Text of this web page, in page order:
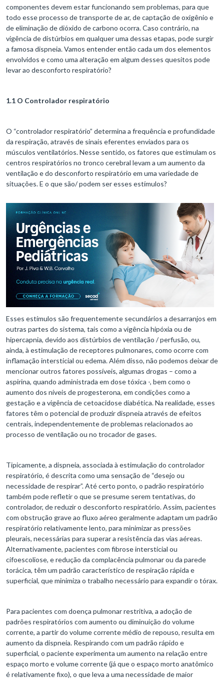
componentes devem estar funcionando sem problemas, para que
todo esse processo de transporte de ar, de captação de oxigênio e
de eliminação de dióxido de carbono ocorra. Caso contrário, na
vigência de distúrbios em qualquer uma dessas etapas, pode surgir
a famosa dispneia. Vamos entender então cada um dos elementos
envolvidos e como uma alteração em algum desses quesitos pode
levar ao desconforto respiratório?
1.1 O Controlador respiratório
O “controlador respiratório” determina a frequência e profundidade
da respiração, através de sinais eferentes enviados para os
músculos ventilatórios. Nesse sentido, os fatores que estimulam os
centros respiratórios no tronco cerebral levam a um aumento da
ventilação e do desconforto respiratório em uma variedade de
situações. E o que são/ podem ser esses estímulos?
Esses estímulos são frequentemente secundários a desarranjos em
outras partes do sistema, tais como a vigência hipóxia ou de
hipercapnia, devido aos distúrbios de ventilação / perfusão, ou,
ainda, à estimulação de receptores pulmonares, como ocorre com
inflamação intersticial ou edema. Além disso, não podemos deixar de
mencionar outros fatores possíveis, algumas drogas – como a
aspirina, quando administrada em dose tóxica -, bem como o
aumento dos níveis de progesterona, em condições como a
gestação e a vigência de cetoacidose diabética. Na realidade, esses
fatores têm o potencial de produzir dispneia através de efeitos
centrais, independentemente de problemas relacionados ao
processo de ventilação ou no trocador de gases.
Tipicamente, a dispneia, associada à estimulação do controlador
respiratório, é descrita como uma sensação de “desejo ou
necessidade de respirar”. Até certo ponto, o padrão respiratório
também pode refletir o que se presume serem tentativas, do
controlador, de reduzir o desconforto respiratório. Assim, pacientes
com obstrução grave ao fluxo aéreo geralmente adaptam um padrão
respiratório relativamente lento, para minimizar as pressões
pleurais, necessárias para superar a resistência das vias aéreas.
Alternativamente, pacientes com fibrose intersticial ou
cifoescoliose, e redução da complacência pulmonar ou da parede
torácica, têm um padrão característico de respiração rápida e
superficial, que minimiza o trabalho necessário para expandir o tórax.
Para pacientes com doença pulmonar restritiva, a adoção de
padrões respiratórios com aumento ou diminuição do volume
corrente, a partir do volume corrente médio de repouso, resulta em
aumento da dispneia. Respirando com um padrão rápido e
superficial, o paciente experimenta um aumento na relação entre
espaço morto e volume corrente (já que o espaço morto anatômico
é relativamente fixo), o que leva a uma necessidade de maior